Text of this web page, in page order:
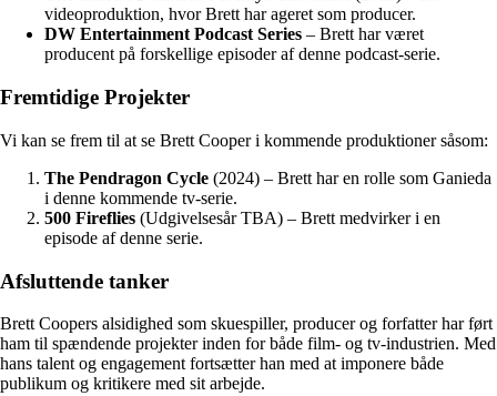
videoproduktion, hvor Brett har ageret som producer.
DW Entertainment Podcast Series – Brett har været
producent på forskellige episoder af denne podcast-serie.
Fremtidige Projekter
Vi kan se frem til at se Brett Cooper i kommende produktioner såsom:
The Pendragon Cycle (2024) – Brett har en rolle som Ganieda
i denne kommende tv-serie.
500 Fireflies (Udgivelsesår TBA) – Brett medvirker i en
episode af denne serie.
Afsluttende tanker
Brett Coopers alsidighed som skuespiller, producer og forfatter har ført
ham til spændende projekter inden for både film- og tv-industrien. Med
hans talent og engagement fortsætter han med at imponere både
publikum og kritikere med sit arbejde.